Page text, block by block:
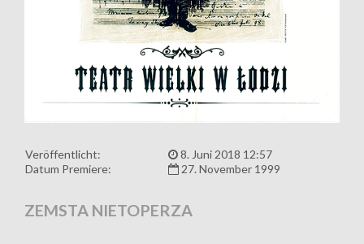
Veröffentlicht:
8. Juni 2018 12:57
Datum Premiere:
27. November 1999
ZEMSTA NIETOPERZA